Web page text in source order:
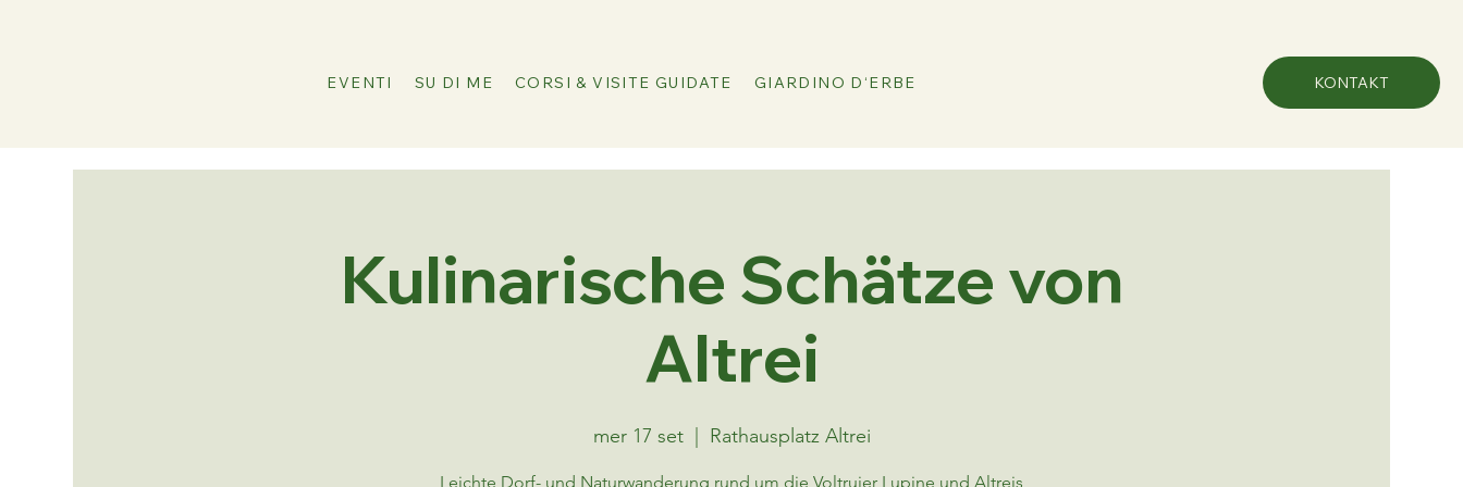
EVENTI SU DI ME CORSI & VISITE GUIDATE GIARDINO D‘ERBE KONTAKT
Kulinarische Schätze von
Altrei
mer 17 set
  |
Rathausplatz Altrei
Leichte Dorf- und Naturwanderung rund um die Voltruier Lupine und Altreis